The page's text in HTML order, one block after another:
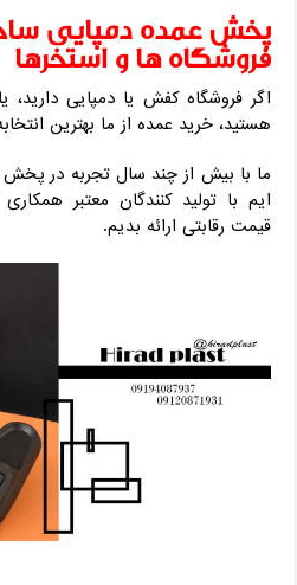
پخش عمده دمپایی
فروشگاه‌ ها و استخرها
اگر فروشگاه کفش یا دمپایی دارید،
هستید، خرید عمده از ما بهترین
ما با بیش از چند سال تجربه در پخش
‌ایم با تولید کنندگان معتبر
قیمت رقابتی ارائه بدیم.